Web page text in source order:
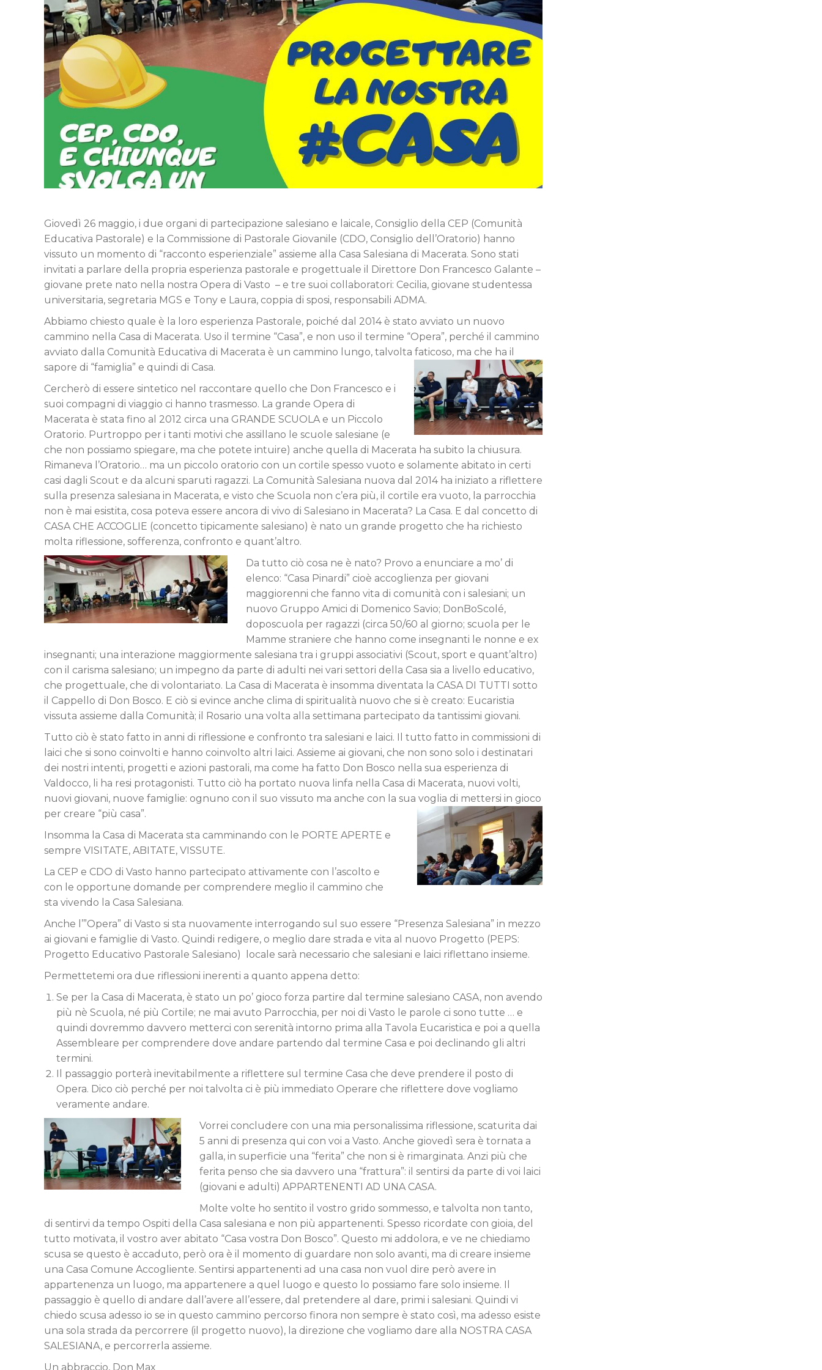
Giovedì 26 maggio, i due organi di partecipazione salesiano e laicale, Consiglio della CEP (Comunità
Educativa Pastorale) e la Commissione di Pastorale Giovanile (CDO, Consiglio dell’Oratorio) hanno
vissuto un momento di “racconto esperienziale” assieme alla Casa Salesiana di Macerata. Sono stati
invitati a parlare della propria esperienza pastorale e progettuale il Direttore Don Francesco Galante –
giovane prete nato nella nostra Opera di Vasto – e tre suoi collaboratori: Cecilia, giovane studentessa
universitaria, segretaria MGS e Tony e Laura, coppia di sposi, responsabili ADMA.
Abbiamo chiesto quale è la loro esperienza Pastorale, poiché dal 2014 è stato avviato un nuovo
cammino nella Casa di Macerata. Uso il termine “Casa”, e non uso il termine “Opera”, perché il cammino
avviato dalla Comunità Educativa di Macerata è un cammino lungo, talvolta faticoso, ma che ha il
sapore di “famiglia” e quindi di Casa.
Cercherò di essere sintetico nel raccontare quello che Don Francesco e i
suoi compagni di viaggio ci hanno trasmesso. La grande Opera di
Macerata è stata fino al 2012 circa una GRANDE SCUOLA e un Piccolo
Oratorio. Purtroppo per i tanti motivi che assillano le scuole salesiane (e
che non possiamo spiegare, ma che potete intuire) anche quella di Macerata ha subito la chiusura.
Rimaneva l’Oratorio… ma un piccolo oratorio con un cortile spesso vuoto e solamente abitato in certi
casi dagli Scout e da alcuni sparuti ragazzi. La Comunità Salesiana nuova dal 2014 ha iniziato a riflettere
sulla presenza salesiana in Macerata, e visto che Scuola non c’era più, il cortile era vuoto, la parrocchia
non è mai esistita, cosa poteva essere ancora di vivo di Salesiano in Macerata? La Casa. E dal concetto di
CASA CHE ACCOGLIE (concetto tipicamente salesiano) è nato un grande progetto che ha richiesto
molta riflessione, sofferenza, confronto e quant’altro.
Da tutto ciò cosa ne è nato? Provo a enunciare a mo’ di
elenco: “Casa Pinardi” cioè accoglienza per giovani
maggiorenni che fanno vita di comunità con i salesiani; un
nuovo Gruppo Amici di Domenico Savio; DonBoScolé,
doposcuola per ragazzi (circa 50/60 al giorno; scuola per le
Mamme straniere che hanno come insegnanti le nonne e ex
insegnanti; una interazione maggiormente salesiana tra i gruppi associativi (Scout, sport e quant’altro)
con il carisma salesiano; un impegno da parte di adulti nei vari settori della Casa sia a livello educativo,
che progettuale, che di volontariato. La Casa di Macerata è insomma diventata la CASA DI TUTTI sotto
il Cappello di Don Bosco. E ciò si evince anche clima di spiritualità nuovo che si è creato: Eucaristia
vissuta assieme dalla Comunità; il Rosario una volta alla settimana partecipato da tantissimi giovani.
Tutto ciò è stato fatto in anni di riflessione e confronto tra salesiani e laici. Il tutto fatto in commissioni di
laici che si sono coinvolti e hanno coinvolto altri laici. Assieme ai giovani, che non sono solo i destinatari
dei nostri intenti, progetti e azioni pastorali, ma come ha fatto Don Bosco nella sua esperienza di
Valdocco, li ha resi protagonisti. Tutto ciò ha portato nuova linfa nella Casa di Macerata, nuovi volti,
nuovi giovani, nuove famiglie: ognuno con il suo vissuto ma anche con la sua voglia di mettersi in gioco
per creare “più casa”.
Insomma la Casa di Macerata sta camminando con le PORTE APERTE e
sempre VISITATE, ABITATE, VISSUTE.
La CEP e CDO di Vasto hanno partecipato attivamente con l’ascolto e
con le opportune domande per comprendere meglio il cammino che
sta vivendo la Casa Salesiana.
Anche l’”Opera” di Vasto si sta nuovamente interrogando sul suo essere “Presenza Salesiana” in mezzo
ai giovani e famiglie di Vasto. Quindi redigere, o meglio dare strada e vita al nuovo Progetto (PEPS:
Progetto Educativo Pastorale Salesiano) locale sarà necessario che salesiani e laici riflettano insieme.
Permettetemi ora due riflessioni inerenti a quanto appena detto:
Se per la Casa di Macerata, è stato un po’ gioco forza partire dal termine salesiano CASA, non avendo
più nè Scuola, né più Cortile; ne mai avuto Parrocchia, per noi di Vasto le parole ci sono tutte … e
quindi dovremmo davvero metterci con serenità intorno prima alla Tavola Eucaristica e poi a quella
Assembleare per comprendere dove andare partendo dal termine Casa e poi declinando gli altri
termini.
Il passaggio porterà inevitabilmente a riflettere sul termine Casa che deve prendere il posto di
Opera. Dico ciò perché per noi talvolta ci è più immediato Operare che riflettere dove vogliamo
veramente andare.
Vorrei concludere con una mia personalissima riflessione, scaturita dai
5 anni di presenza qui con voi a Vasto. Anche giovedì sera è tornata a
galla, in superficie una “ferita” che non si è rimarginata. Anzi più che
ferita penso che sia davvero una “frattura”: il sentirsi da parte di voi laici
(giovani e adulti) APPARTENENTI AD UNA CASA.
Molte volte ho sentito il vostro grido sommesso, e talvolta non tanto,
di sentirvi da tempo Ospiti della Casa salesiana e non più appartenenti. Spesso ricordate con gioia, del
tutto motivata, il vostro aver abitato “Casa vostra Don Bosco”. Questo mi addolora, e ve ne chiediamo
scusa se questo è accaduto, però ora è il momento di guardare non solo avanti, ma di creare insieme
una Casa Comune Accogliente. Sentirsi appartenenti ad una casa non vuol dire però avere in
appartenenza un luogo, ma appartenere a quel luogo e questo lo possiamo fare solo insieme. Il
passaggio è quello di andare dall’avere all’essere, dal pretendere al dare, primi i salesiani. Quindi vi
chiedo scusa adesso io se in questo cammino percorso finora non sempre è stato così, ma adesso esiste
una sola strada da percorrere (il progetto nuovo), la direzione che vogliamo dare alla NOSTRA CASA
SALESIANA, e percorrerla assieme.
Un abbraccio, Don Max